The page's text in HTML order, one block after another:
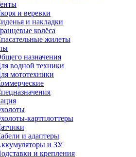
и веревки
и накладки
колёса
жилеты
назначения
водной техники
мототехники
картплоттеры
и адаптеры
и ЗУ
и крепления